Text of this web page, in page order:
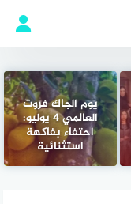
يوم الجاك فروت
العالمي 4 يوليو:
احتفاء بفاكهة
استثنائية